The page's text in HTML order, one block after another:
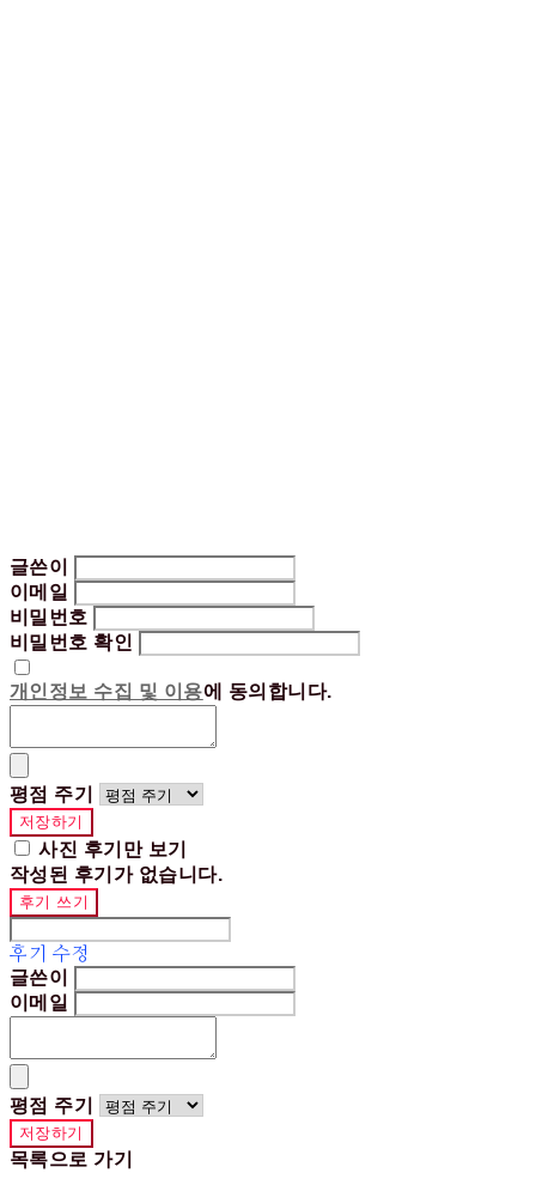
글쓴이
이메일
비밀번호
비밀번호 확인
개인정보 수집 및 이용에 동의합니다.
평점 주기
저장하기
사진 후기만 보기
작성된 후기가 없습니다.
후기 쓰기
후기 수정
글쓴이
이메일
평점 주기
저장하기
목록으로 가기